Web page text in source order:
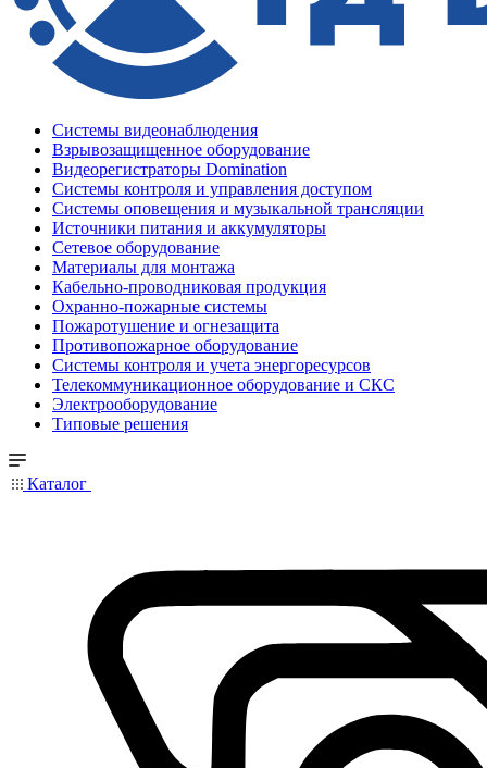
Системы видеонаблюдения
Взрывозащищенное оборудование
Видеорегистраторы Domination
Системы контроля и управления доступом
Системы оповещения и музыкальной трансляции
Источники питания и аккумуляторы
Сетевое оборудование
Материалы для монтажа
Кабельно-проводниковая продукция
Охранно-пожарные системы
Пожаротушение и огнезащита
Противопожарное оборудование
Системы контроля и учета энергоресурсов
Телекоммуникационное оборудование и СКС
Электрооборудование
Типовые решения
Каталог